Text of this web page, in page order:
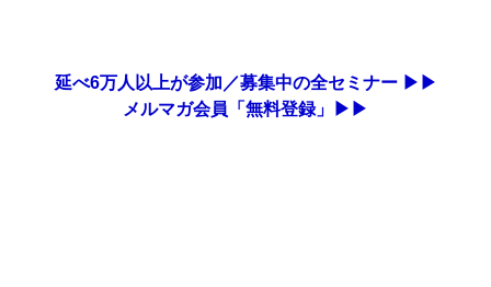
延べ6万人以上が参加／募集中の全セミナー ▶▶
メルマガ会員「無料登録」▶▶